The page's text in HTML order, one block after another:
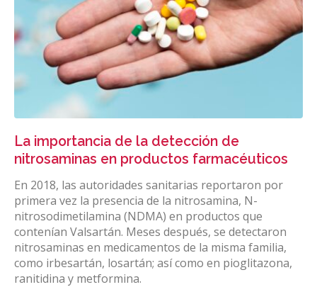
La importancia de la detección de
nitrosaminas en productos farmacéuticos
En 2018, las autoridades sanitarias reportaron por
primera vez la presencia de la nitrosamina, N-
nitrosodimetilamina (NDMA) en productos que
contenían Valsartán. Meses después, se detectaron
nitrosaminas en medicamentos de la misma familia,
como irbesartán, losartán; así como en pioglitazona,
ranitidina y metformina.